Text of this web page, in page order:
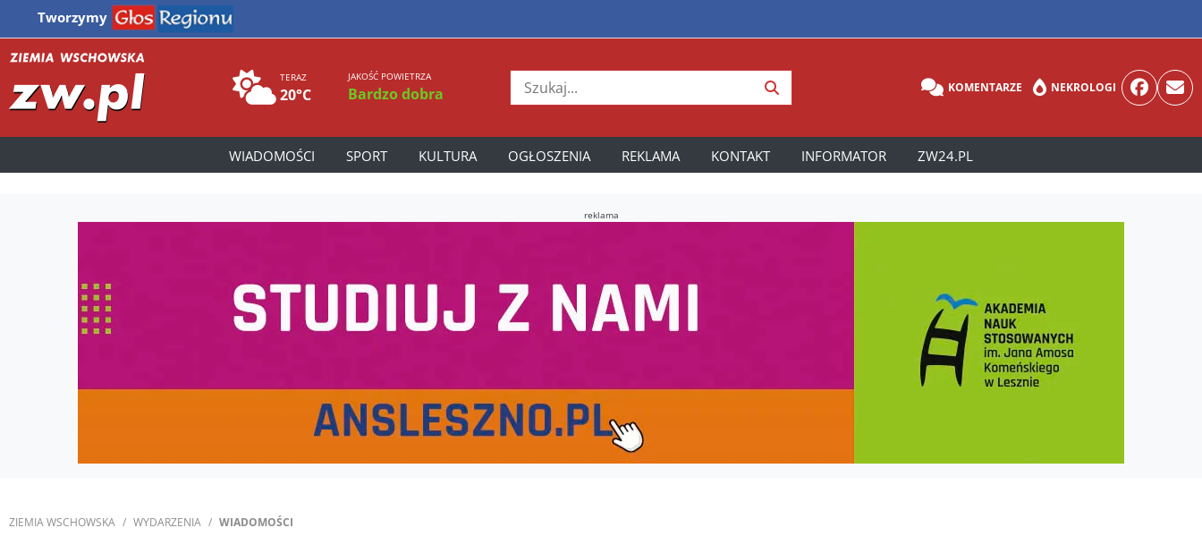
Tworzymy
TERAZ
20°C
JAKOŚĆ POWIETRZA
Bardzo dobra KOMENTARZE NEKROLOGI
WIADOMOŚCI SPORT KULTURA OGŁOSZENIA REKLAMA KONTAKT INFORMATOR ZW24.PL
reklama
ZIEMIA WSCHOWSKA WYDARZENIA WIADOMOŚCI